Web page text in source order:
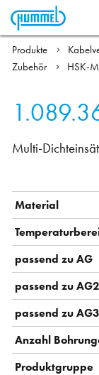
Produkte
Zubehör
HSK-
Multi-
Material
passend zu AG
passend zu AG2
passend zu AG3
Anzahl
Produktgruppe